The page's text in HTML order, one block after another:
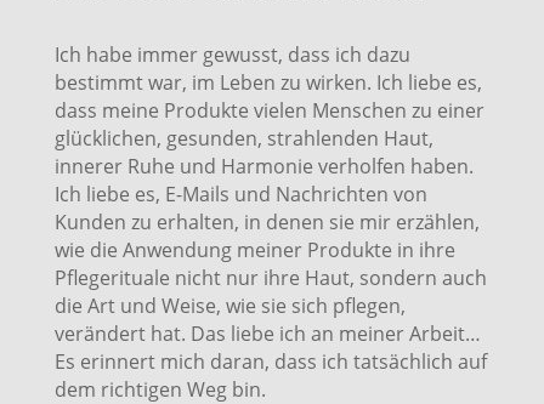
Ich habe immer gewusst, dass ich dazu
bestimmt war, im Leben zu wirken. Ich liebe es,
dass meine Produkte vielen Menschen zu einer
glücklichen, gesunden, strahlenden Haut,
innerer Ruhe und Harmonie verholfen haben.
Ich liebe es, E-Mails und Nachrichten von
Kunden zu erhalten, in denen sie mir erzählen,
wie die Anwendung meiner Produkte in ihre
Pflegerituale nicht nur ihre Haut, sondern auch
die Art und Weise, wie sie sich pflegen,
verändert hat. Das liebe ich an meiner Arbeit…
Es erinnert mich daran, dass ich tatsächlich auf
dem richtigen Weg bin.